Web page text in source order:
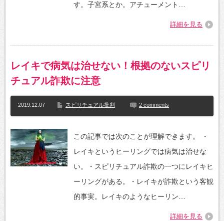
す。子宮系とか。アチューメント…
詳細を見る
レイキで病気は治せない！根拠のないスピリ
チュアル詐欺に注意
2019.12.07 スピリチュアル批判 2 comments
この記事では次のことが理解できます。 ・
レイキというヒーリングでは病気は治せな
い。・スピリチュアル詐欺の一つにレイキヒ
ーリングがある。・レイキが詐欺という客観
的事実。レイキのようなヒーリン…
詳細を見る